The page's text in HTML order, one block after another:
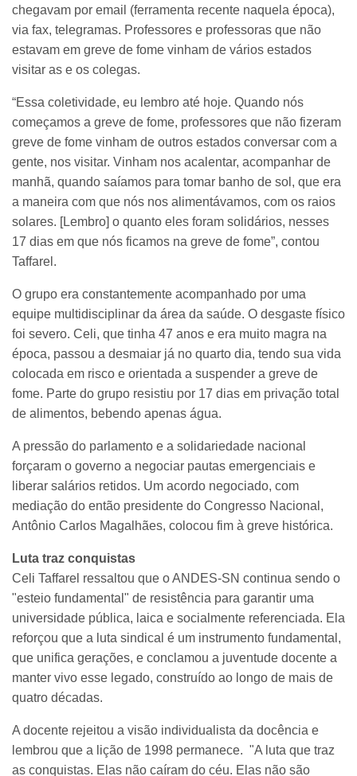
chegavam por email (ferramenta recente naquela época),
via fax, telegramas. Professores e professoras que não
estavam em greve de fome vinham de vários estados
visitar as e os colegas.
“Essa coletividade, eu lembro até hoje. Quando nós
começamos a greve de fome, professores que não fizeram
greve de fome vinham de outros estados conversar com a
gente, nos visitar. Vinham nos acalentar, acompanhar de
manhã, quando saíamos para tomar banho de sol, que era
a maneira com que nós nos alimentávamos, com os raios
solares. [Lembro] o quanto eles foram solidários, nesses
17 dias em que nós ficamos na greve de fome”, contou
Taffarel.
O grupo era constantemente acompanhado por uma
equipe multidisciplinar da área da saúde. O desgaste físico
foi severo. Celi, que tinha 47 anos e era muito magra na
época, passou a desmaiar já no quarto dia, tendo sua vida
colocada em risco e orientada a suspender a greve de
fome. Parte do grupo resistiu por 17 dias em privação total
de alimentos, bebendo apenas água.
A pressão do parlamento e a solidariedade nacional
forçaram o governo a negociar pautas emergenciais e
liberar salários retidos. Um acordo negociado, com
mediação do então presidente do Congresso Nacional,
Antônio Carlos Magalhães, colocou fim à greve histórica.
Luta traz conquistas
Celi Taffarel ressaltou que o ANDES-SN continua sendo o
"esteio fundamental" de resistência para garantir uma
universidade pública, laica e socialmente referenciada. Ela
reforçou que a luta sindical é um instrumento fundamental,
que unifica gerações, e conclamou a juventude docente a
manter vivo esse legado, construído ao longo de mais de
quatro décadas.
A docente rejeitou a visão individualista da docência e
lembrou que a lição de 1998 permanece. "A luta que traz
as conquistas. Elas não caíram do céu. Elas não são